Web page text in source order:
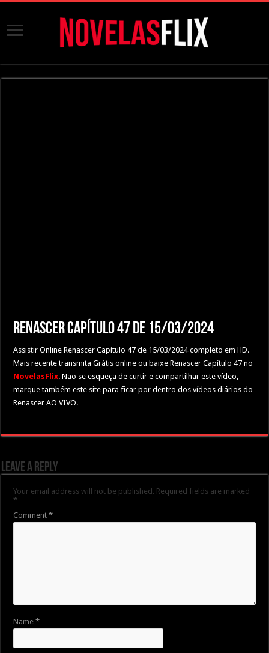
Renascer Capítulo 47 de 15/03/2024
Assistir Online Renascer Capítulo 47 de 15/03/2024 completo em HD.
Mais recente transmita Grátis online ou baixe Renascer Capítulo 47 no
NovelasFlix. Não se esqueça de curtir e compartilhar este vídeo,
marque também este site para ficar por dentro dos vídeos diários do
Renascer AO VIVO.
Leave a Reply
Your email address will not be published. Required fields are marked
*
Comment*
Name*